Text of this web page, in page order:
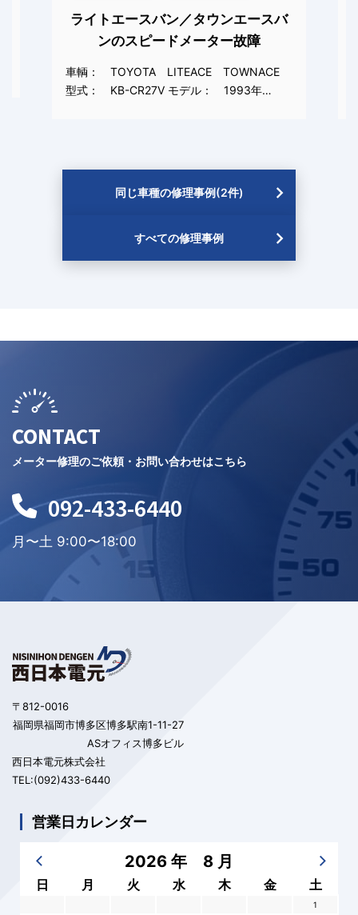
ライトエースバン／タウンエースバ
ンのスピードメーター故障
車輌： TOYOTA LITEACE TOWNACE
型式： KB-CR27V モデル： 1993年…
同じ車種の修理事例(2件)
すべての修理事例
CONTACT
メーター修理のご依頼・お問い合わせはこちら
092-433-6440
月〜土 9:00〜18:00
〒812-0016
福岡県福岡市博多区博多駅南1-11-27
ASオフィス博多ビル
西日本電元株式会社
TEL:(092)433-6440
営業日カレンダー
2026 年 8 月
日 月 火 水 木 金 土
1